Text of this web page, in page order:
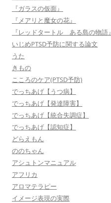
『ガラスの仮面』
『メアリと魔女の花』
『レッドタートル ある島の物語』
いじめPTSD予防に関する論文
うた
きもの
こころのケア(PTSD予防)
でっちあげ【うつ病】
でっちあげ【発達障害】
でっちあげ【統合失調症】
でっちあげ【認知症】
どらえもん
ののちゃん
アシュトンマニュアル
アフリカ
アロマテラピー
イメージ表現の実際